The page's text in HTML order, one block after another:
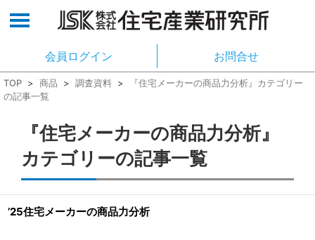
会員ログイン お問合せ
TOP > 商品 > 調査資料 >
『住宅メーカーの商品力分析』カテゴリー
の記事一覧
『住宅メーカーの商品力分析』
カテゴリーの記事一覧
’25住宅メーカーの商品力分析